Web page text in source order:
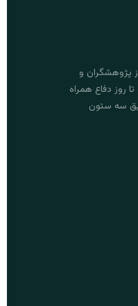
پژوهشگران و
روز دفاع همراه
سه ستون